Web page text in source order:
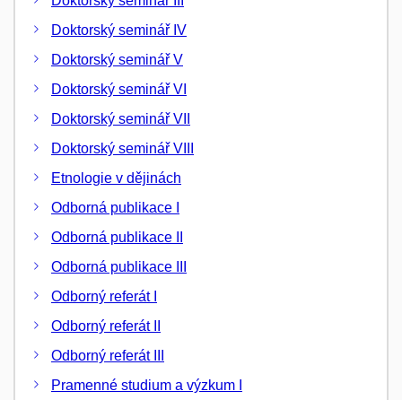
Doktorský seminář IV
Doktorský seminář V
Doktorský seminář VI
Doktorský seminář VII
Doktorský seminář VIII
Etnologie v dějinách
Odborná publikace I
Odborná publikace II
Odborná publikace III
Odborný referát I
Odborný referát II
Odborný referát III
Pramenné studium a výzkum I